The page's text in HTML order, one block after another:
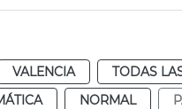
VALENCIA TODAS
NORMAL